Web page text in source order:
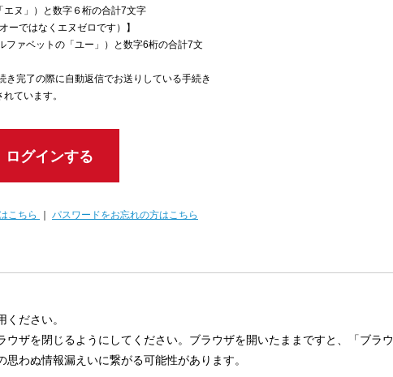
エヌ」）と数字６桁の合計7文字
ーではなくエヌゼロです）】
ファベットの「ユー」）と数字6桁の合計7文
き完了の際に自動返信でお送りしている手続き
ています。
ログインする
こちら パスワードをお忘れの方はこちら
ださい。
ザを閉じるようにしてください。ブラウザを開いたままですと、「ブラウ
わぬ情報漏えいに繋がる可能性があります。